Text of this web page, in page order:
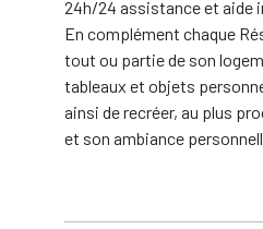
24h/24 assistance et aide
En complément chaque
tout ou partie de son
tableaux et objets
ainsi de recréer, au plus
et son ambiance